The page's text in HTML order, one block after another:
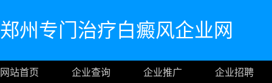
郑州专门治疗白癜风企业网
网站首页 企业查询 企业推广
企业招聘